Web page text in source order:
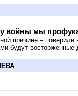
войны мы
причине – поверили
будут восторженные